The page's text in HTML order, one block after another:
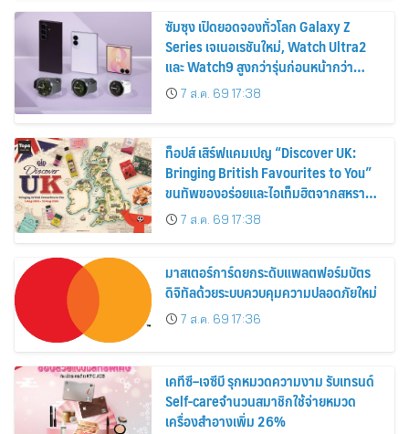
ซัมซุง เปิดยอดจองทั่วโลก Galaxy Z
Series เจเนอเรชันใหม่, Watch Ultra2
และ Watch9 สูงกว่ารุ่นก่อนหน้ากว่า
30%7 ส.ค. 69 17:38
ท็อปส์ เสิร์ฟแคมเปญ “Discover UK:
Bringing British Favourites to You”
ขนทัพของอร่อยและไอเท็มฮิตจากสหราช
อาณาจักร ส่งตรงถึงมือตั้งแต่วันนี้ – 18
สิงหาคมนี้
7 ส.ค. 69 17:38
มาสเตอร์การ์ดยกระดับแพลตฟอร์มบัตร
ดิจิทัลด้วยระบบควบคุมความปลอดภัยใหม่
7 ส.ค. 69 17:36
เคทีซี–เจซีบี รุกหมวดความงาม รับเทรนด์
Self-careจำนวนสมาชิกใช้จ่ายหมวด
เครื่องสำอางเพิ่ม 26%